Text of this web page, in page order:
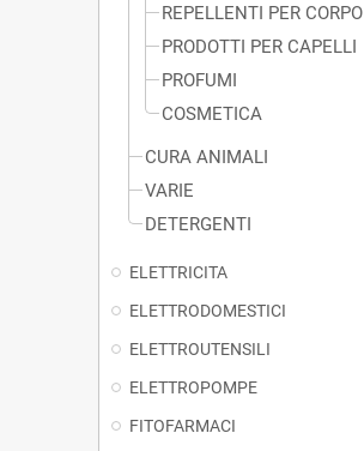
REPELLENTI PER CORPO
PRODOTTI PER CAPELLI
PROFUMI
COSMETICA
CURA ANIMALI
VARIE
DETERGENTI
ELETTRICITA
ELETTRODOMESTICI
ELETTROUTENSILI
ELETTROPOMPE
FITOFARMACI